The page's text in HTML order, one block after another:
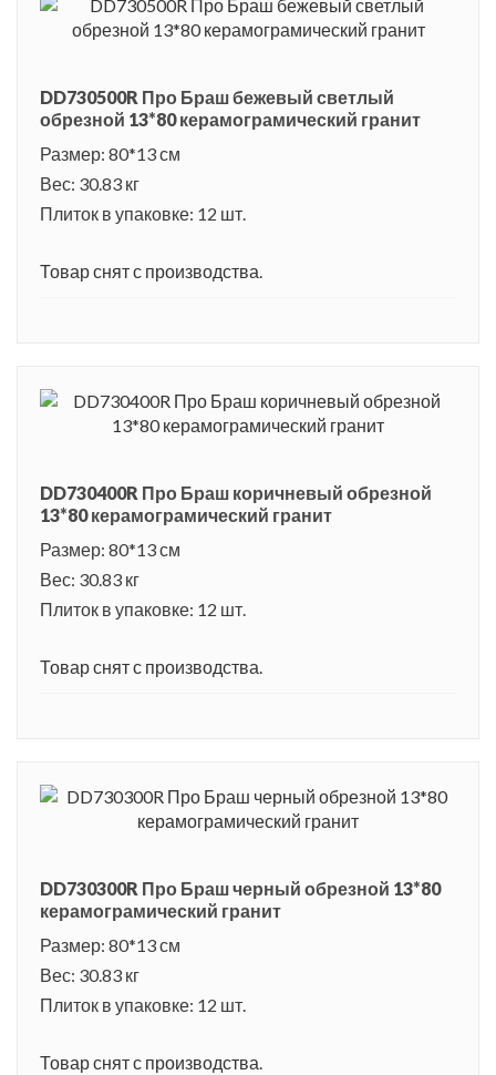
DD730500R Про Браш бежевый светлый
обрезной 13*80 керамограмический гранит
Размер: 80*13 см
Вес: 30.83 кг
Плиток в упаковке: 12 шт.
Товар снят с производства.
DD730400R Про Браш коричневый обрезной
13*80 керамограмический гранит
Размер: 80*13 см
Вес: 30.83 кг
Плиток в упаковке: 12 шт.
Товар снят с производства.
DD730300R Про Браш черный обрезной 13*80
керамограмический гранит
Размер: 80*13 см
Вес: 30.83 кг
Плиток в упаковке: 12 шт.
Товар снят с производства.